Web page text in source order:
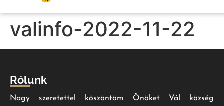
valinfo-2022-11-22
Rólunk
Nagy szeretettel köszöntöm Önöket Vál község